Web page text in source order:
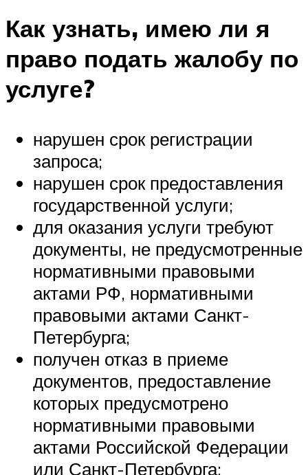
Как узнать, имею ли я
право подать жалобу по
услуге?
нарушен срок регистрации
запроса;
нарушен срок предоставления
государственной услуги;
для оказания услуги требуют
документы, не предусмотренные
нормативными правовыми
актами РФ, нормативными
правовыми актами Санкт-
Петербурга;
получен отказ в приеме
документов, предоставление
которых предусмотрено
нормативными правовыми
актами Российской Федерации
или Санкт-Петербурга;